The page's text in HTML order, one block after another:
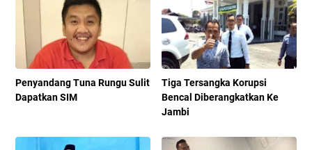
Penyandang Tuna Rungu Sulit
Dapatkan SIM
Tiga Tersangka Korupsi
Bencal Diberangkatkan Ke
Jambi